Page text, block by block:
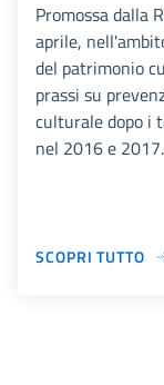
Promossa dalla
aprile,
del patrimonio
prassi su
culturale dopo i
nel 2016 e 2017.
SCOPRI TUTTO